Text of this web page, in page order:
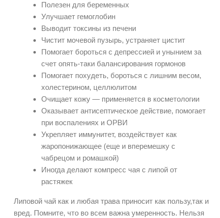
Полезен для беременных
Улучшает гемоглобин
Выводит токсины из печени
Чистит мочевой пузырь, устраняет цистит
Помогает бороться с депрессией и унынием за
счет опять-таки балансирования гормонов
Помогает похудеть, бороться с лишним весом,
холестерином, целлюлитом
Очищает кожу — применяется в косметологии
Оказывает антисептическое действие, помогает
при воспалениях и ОРВИ
Укрепляет иммунитет, воздействует как
жаропонижающее (еще и вперемешку с
чабрецом и ромашкой)
Иногда делают компресс чая с липой от
растяжек
Липовой чай как и любая трава приносит как пользу,так и
вред. Помните, что во всем важна умеренность. Нельзя